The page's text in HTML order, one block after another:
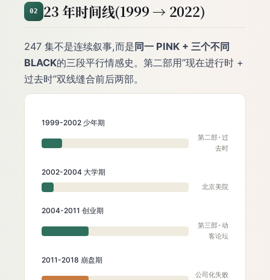
02 23 年时间线(1999 → 2022)
247 集不是连续叙事,而是同一 PINK + 三个不同
BLACK的三段平行情感史。第二部用”现在进行时 +
过去时”双线缝合前后两部。
1999-2002 少年期
第二部·过
去时
2002-2004 大学期
北京美院
2004-2011 创业期
第三部·动
客论坛
2011-2018 崩盘期
公司化失败